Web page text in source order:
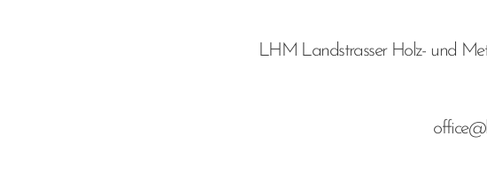
LHM Landstrasser Holz- und